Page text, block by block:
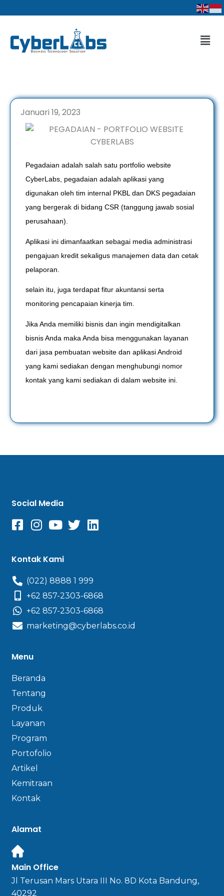
ke
Januari 19, 2023
Pegadaian adalah salah satu portfolio website
CyberLabs, pegadaian adalah aplikasi yang
digunakan oleh tim internal PKBL dan DKS pegadaian
yang bergerak di bidang CSR (tanggung jawab sosial
perusahaan).
Aplikasi ini dimanfaatkan sebagai media administrasi
pengajuan kredit sekaligus manajemen data dan cetak
pelaporan.
selain itu, juga terdapat fitur akuntansi serta
monitoring pencapaian kinerja tim.
Jika Anda memiliki bisnis dan ingin mendigitalkan
bisnis Anda maka Anda bisa menggunakan layanan
dari jasa pembuatan website dan aplikasi Android
yang kami sediakan dengan menghubungi nomor
kontak yang kami sediakan di dalam website ini.
Social Media
Kontak Kami
(022) 8888 1 999
+62 857-2303-6868
+62 857-2303-6868
marketing@cyberlabs.co.id
Menu
Beranda
Tentang
Produk
Layanan
Program
Portofolio
Artikel
Kemitraan
Kontak
Alamat
Main Office
Jl Terusan Mars Utara III No. 8D Kota Bandung,
40292